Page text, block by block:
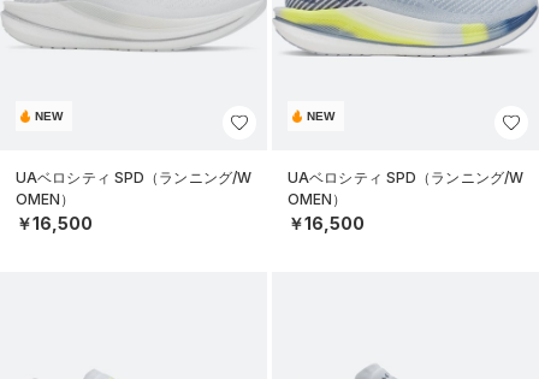
NEW
UAベロシティ SPD（ランニング/W
OMEN）
￥16,500
NEW
UAベロシティ SPD（ランニング/W
OMEN）
￥16,500